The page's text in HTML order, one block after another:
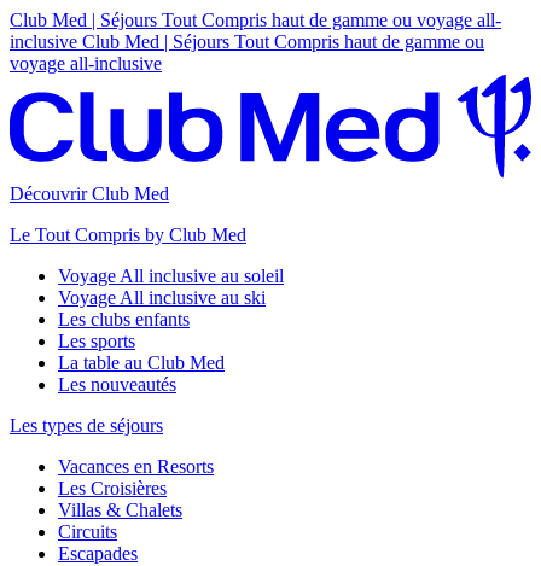
Club Med | Séjours Tout Compris haut de gamme ou voyage all-
inclusive Club Med | Séjours Tout Compris haut de gamme ou
voyage all-inclusive
Découvrir Club Med
Le Tout Compris by Club Med
Voyage All inclusive au soleil
Voyage All inclusive au ski
Les clubs enfants
Les sports
La table au Club Med
Les nouveautés
Les types de séjours
Vacances en Resorts
Les Croisières
Villas & Chalets
Circuits
Escapades